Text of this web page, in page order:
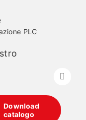
PLC
Download
catalogo